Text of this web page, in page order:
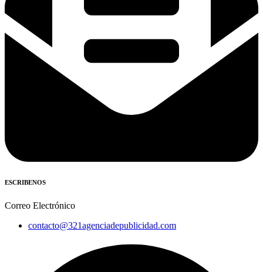
ESCRIBENOS
Correo Electrónico
contacto@321agenciadepublicidad.com